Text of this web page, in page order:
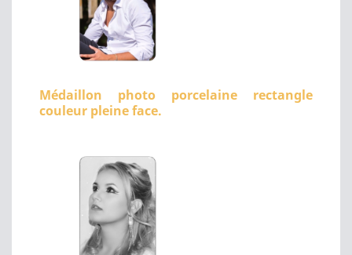
Médaillon photo porcelaine rectangle
couleur pleine face.